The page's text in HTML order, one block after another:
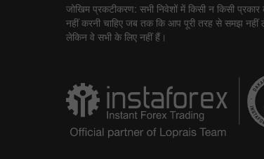
जोखिम प्रकटीकरण: सभी निवेशों में किसी न किसी
नहीं करनी चाहिए जब तक कि आप पूरी तरह से समझ
लेकिन वे सभी के लिए नहीं हैं।